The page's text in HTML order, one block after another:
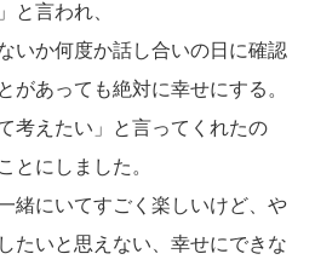
と言われ、
いか何度か話し合いの日に確認
があっても絶対に幸せにする。
考えたい」と言ってくれたの
とにしました。
緒にいてすごく楽しいけど、や
たいと思えない、幸せにできな